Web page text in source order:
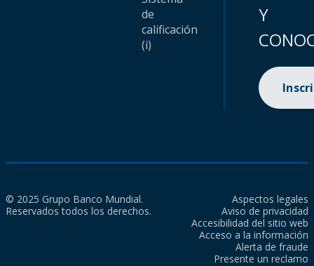
de
calificación
(i)
Y
© 2025 Grupo Banco Mundial.
Reservados todos los derechos.
Aspectos legales
Aviso de privacidad
Accesibilidad del sitio web
Acceso a la información
Alerta de fraude
Presente un reclamo